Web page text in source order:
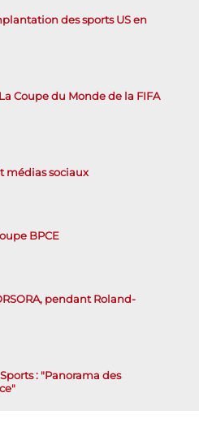
des sports US en
Coupe du Monde de la FIFA
médias sociaux
BPCE
pendant Roland-
: "Panorama des